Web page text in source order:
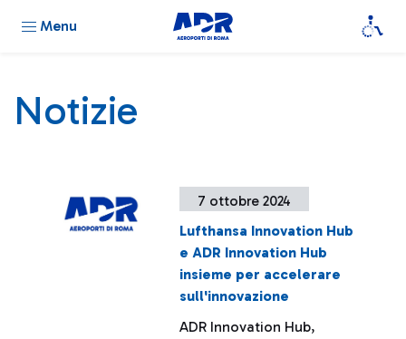
Menu
Notizie
7 ottobre 2024
Lufthansa Innovation Hub
e ADR Innovation Hub
insieme per accelerare
sull'innovazione
ADR Innovation Hub,